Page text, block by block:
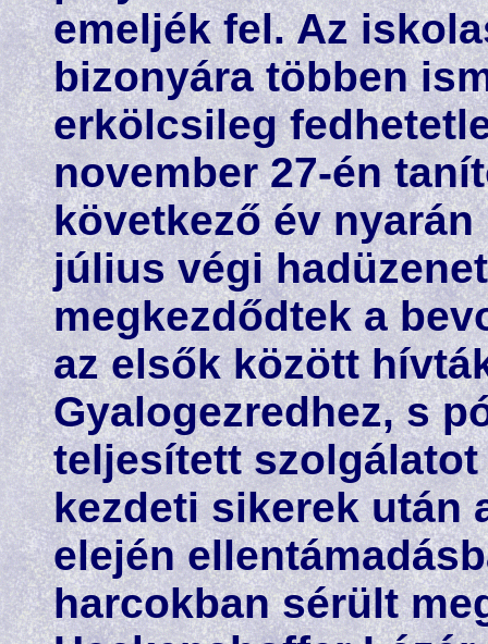
emeljék fel. Az
bizonyára többen
erkölcsileg
november 27-én
következő év
július végi
megkezdődtek a
az elsők között
Gyalogezredhez, s
teljesített
kezdeti sikerek után
elején
harcokban sérült